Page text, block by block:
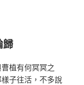
歸
植有何冥冥之
子往活，不多說